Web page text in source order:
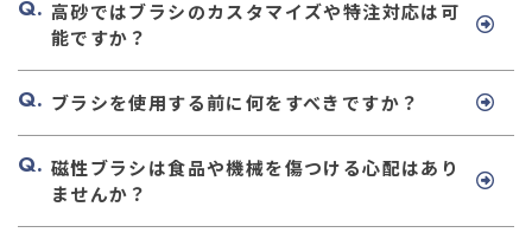
高砂ではブラシのカスタマイズや特注対応は可
能ですか？
ブラシを使用する前に何をすべきですか？
磁性ブラシは食品や機械を傷つける心配はあり
ませんか？